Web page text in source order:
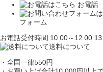
お電話
フォーム
お電話受付時間 10:00～12:00
送料について
・全国一律550円